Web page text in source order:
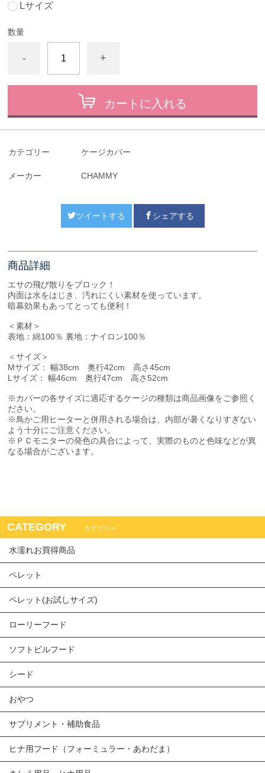
Lサイズ
数量
- +
カートに入れる
カテゴリー ケージカバー
メーカー CHAMMY
ツイートする シェアする
商品詳細
エサの飛び散りをブロック！
内面は水をはじき、汚れにくい素材を使っています。
暗幕効果もあってとっても便利！
＜素材＞
表地：綿100％ 裏地：ナイロン100％
＜サイズ＞
Mサイズ： 幅38cm 奥行42cm 高さ45cm
Lサイズ： 幅46cm 奥行47cm 高さ52cm
※カバーの各サイズに適応するケージの種類は商品画像をご参照く
ださい。
※鳥かご用ヒーターと併用される場合は、内部が暑くなりすぎない
よう十分にご注意ください。
※ＰＣモニターの発色の具合によって、実際のものと色味などが異
なる場合がございます。
CATEGORY カテゴリー
水濡れお買得商品
ペレット
ペレット(お試しサイズ)
ローリーフード
ソフトビルフード
シード
おやつ
サプリメント・補助食品
ヒナ用フード（フォーミュラー・あわだま）